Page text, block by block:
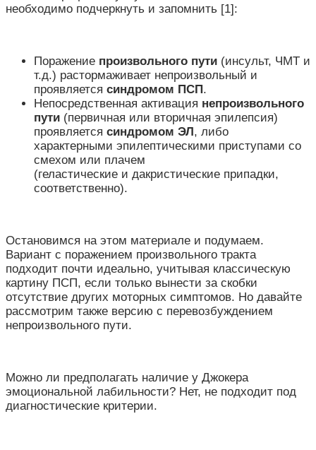
необходимо подчеркнуть и запомнить [1]:
Поражение произвольного пути (инсульт, ЧМТ и
т.д.) растормаживает непроизвольный и
проявляется синдромом ПСП.
Непосредственная активация непроизвольного
пути (первичная или вторичная эпилепсия)
проявляется синдромом ЭЛ, либо
характерными эпилептическими приступами со
смехом или плачем
(геластические и дакристические припадки,
соответственно).
Остановимся на этом материале и подумаем.
Вариант с поражением произвольного тракта
подходит почти идеально, учитывая классическую
картину ПСП, если только вынести за скобки
отсутствие других моторных симптомов. Но давайте
рассмотрим также версию с перевозбуждением
непроизвольного пути.
Можно ли предполагать наличие у Джокера
эмоциональной лабильности? Нет, не подходит под
диагностические критерии.